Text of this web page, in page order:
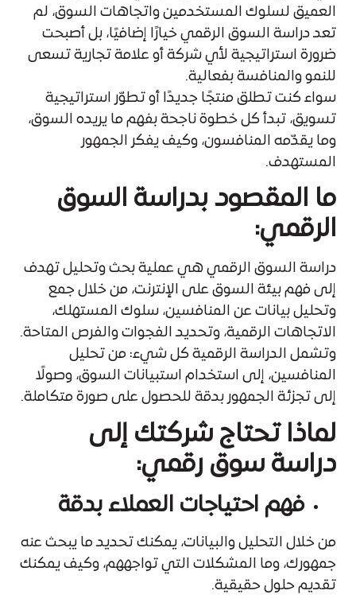
العميق لسلوك المستخدمين واتجاهات السوق، لم
تعد دراسة السوق الرقمي خيارًا إضافيًا، بل أصبحت
ضرورة استراتيجية لأي شركة أو علامة تجارية تسعى
للنمو والمنافسة بفعالية.
سواء كنت تطلق منتجًا جديدًا أو تطوّر استراتيجية
تسويق، تبدأ كل خطوة ناجحة بفهم ما يريده السوق،
وما يقدّمه المنافسون، وكيف يفكر الجمهور
المستهدف.
ما المقصود بدراسة السوق
الرقمي:
دراسة السوق الرقمي هي عملية بحث وتحليل تهدف
إلى فهم بيئة السوق على الإنترنت، من خلال جمع
وتحليل بيانات عن المنافسين، سلوك المستهلك،
الاتجاهات الرقمية، وتحديد الفجوات والفرص المتاحة.
وتشمل الدراسة الرقمية كل شيء: من تحليل
المنافسين، إلى استخدام استبيانات السوق، وصولًا
إلى تجزئة الجمهور بدقة للحصول على صورة متكاملة.
لماذا تحتاج شركتك إلى
دراسة سوق رقمي:
فهم احتياجات العملاء بدقة
من خلال التحليل والبيانات، يمكنك تحديد ما يبحث عنه
جمهورك، وما المشكلات التي تواجههم، وكيف يمكنك
تقديم حلول حقيقية.